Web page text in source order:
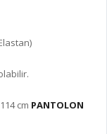
114 cm PANTOLON